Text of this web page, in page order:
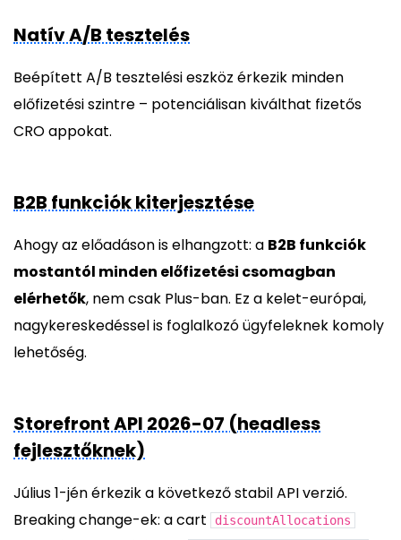
Natív A/B tesztelés
Beépített A/B tesztelési eszköz érkezik minden
előfizetési szintre – potenciálisan kiválthat fizetős
CRO appokat.
B2B funkciók kiterjesztése
Ahogy az előadáson is elhangzott: a B2B funkciók
mostantól minden előfizetési csomagban
elérhetők, nem csak Plus-ban. Ez a kelet-európai,
nagykereskedéssel is foglalkozó ügyfeleknek komoly
lehetőség.
Storefront API 2026-07 (headless
fejlesztőknek)
Július 1-jén érkezik a következő stabil API verzió.
Breaking change-ek: a cart
discountAllocations